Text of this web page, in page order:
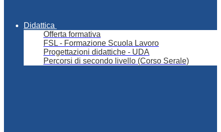
Didattica
Offerta formativa
FSL - Formazione Scuola Lavoro
Progettazioni didattiche - UDA
Percorsi di secondo livello (Corso Serale)